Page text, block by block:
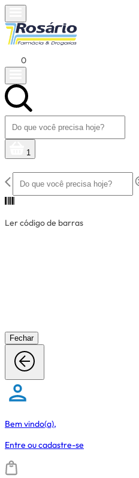
0
1
Ler código de barras
Fechar
Bem vindo(a),
Entre oucadastre-se